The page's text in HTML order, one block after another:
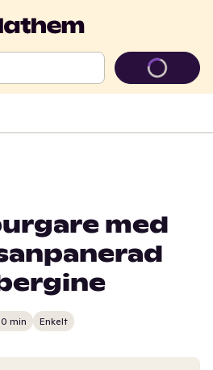
med
min Enkelt